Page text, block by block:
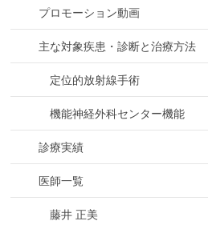
プロモーション動画
主な対象疾患・診断と治療方法
定位的放射線手術
機能神経外科センター機能
診療実績
医師一覧
藤井 正美